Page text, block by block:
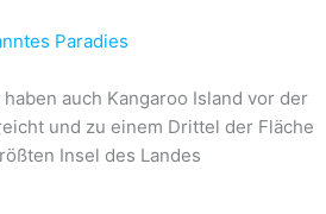
Paradies
auch Kangaroo Island vor der
und zu einem Drittel der Fläche
Insel des Landes